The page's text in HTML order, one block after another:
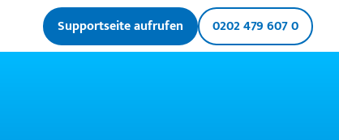
Supportseite aufrufen 0202 479 607 0